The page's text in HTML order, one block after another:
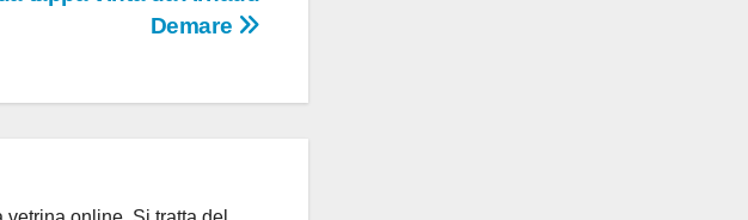
Demare